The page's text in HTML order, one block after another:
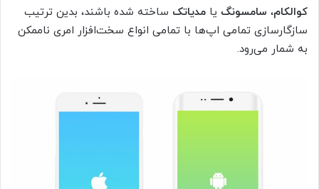
کوالکام، سامسونگ یا مدیاتک ساخته شده باشند، بدین ترتیب
سازگارسازی تمامی اپ‌ها با تمامی انواع سخت‌افزار امری ناممکن
به شمار می‌رود.